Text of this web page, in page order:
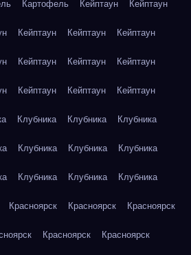
Картофель Кейптаун Кейптаун
Кейптаун Кейптаун Кейптаун
Кейптаун Кейптаун Кейптаун
Кейптаун Кейптаун Кейптаун
Клубника Клубника Клубника
Клубника Клубника Клубника
Клубника Клубника Клубника
Красноярск Красноярск Красноярск
Красноярск Красноярск